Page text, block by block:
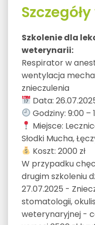
Szkolenie dla
weterynarii:
Respirator w
wentylacja
znieczulenia
Data:
Godziny: 9:00 –
Miejsce:
Słodki Mucha,
Koszt: 2000 zł
W przypadku
drugim szkoleniu
27.07.2025 -
stomatologii,
weterynaryjnej -